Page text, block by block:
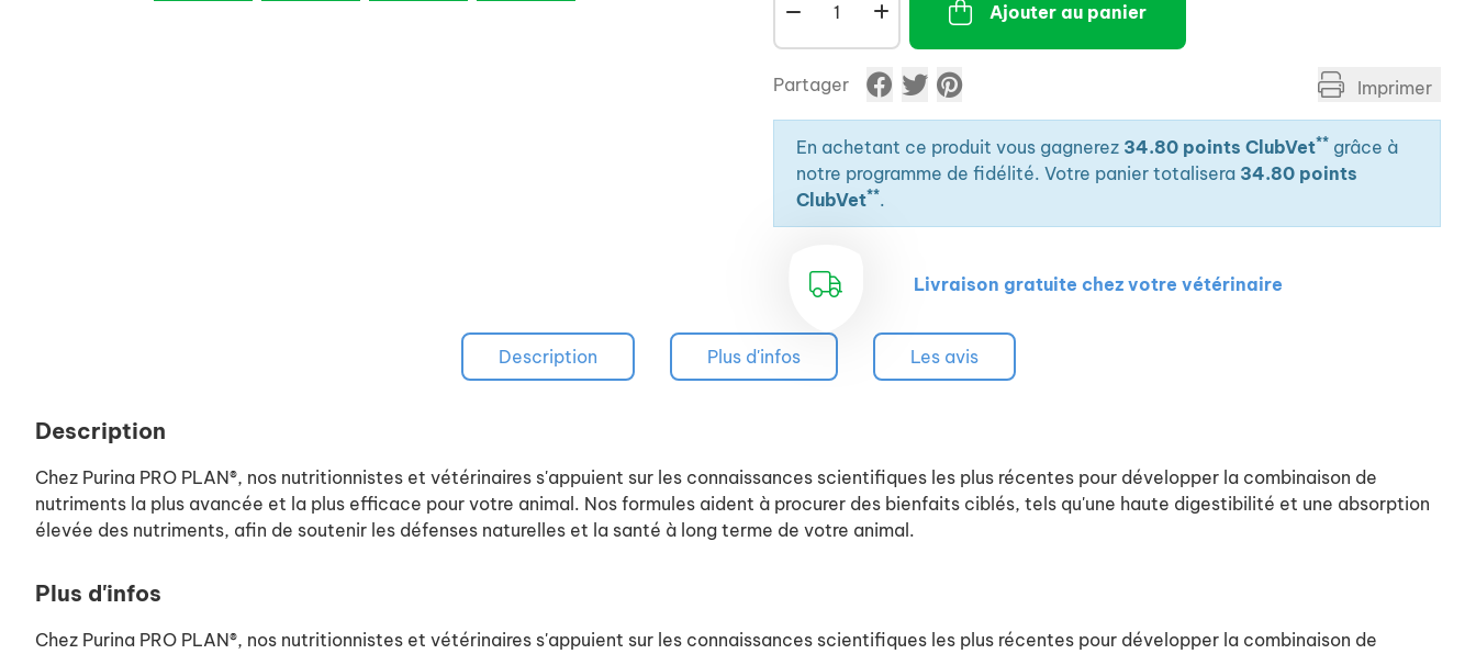
Ajouter au panier
Partager Imprimer
En achetant ce produit vous gagnerez 34.80 points ClubVet** grâce à
notre programme de fidélité. Votre panier totalisera 34.80 points
ClubVet**.
Livraison gratuite chez votre vétérinaire
Description Plus d'infos Les avis
Description
Chez Purina PRO PLAN®, nos nutritionnistes et vétérinaires s'appuient sur les connaissances scientifiques les plus récentes pour développer la combinaison de
nutriments la plus avancée et la plus efficace pour votre animal. Nos formules aident à procurer des bienfaits ciblés, tels qu'une haute digestibilité et une absorption
élevée des nutriments, afin de soutenir les défenses naturelles et la santé à long terme de votre animal.
Plus d'infos
Chez Purina PRO PLAN®, nos nutritionnistes et vétérinaires s'appuient sur les connaissances scientifiques les plus récentes pour développer la combinaison de